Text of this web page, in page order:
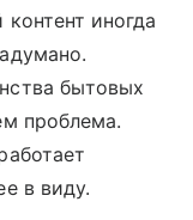
иногда
бытовых
проблема.
в виду.